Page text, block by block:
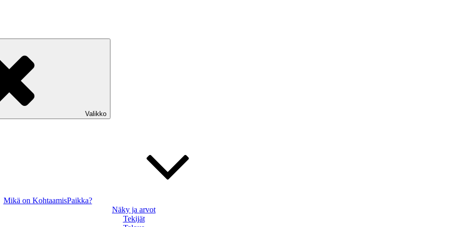
Valikko
Mikä on KohtaamisPaikka?
Näky ja arvot
Tekijät